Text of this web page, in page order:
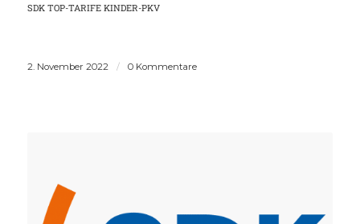
SDK TOP-TARIFE KINDER-PKV
2. November 2022 / 0 Kommentare